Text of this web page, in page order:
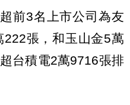
前3名上市公司為友
張，和玉山金5萬
台積電2萬9716張排